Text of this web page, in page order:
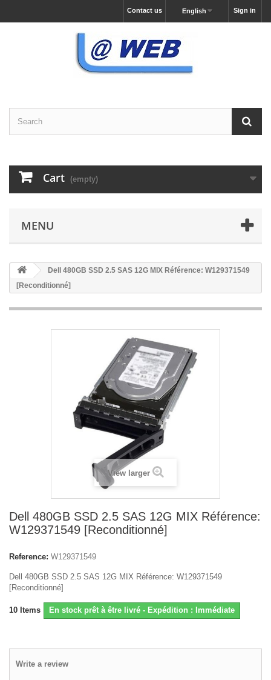
Sign in
English
Contact us
Cart (empty)
MENU
Dell 480GB SSD 2.5 SAS 12G MIX Référence: W129371549
[Reconditionné]
View larger
Dell 480GB SSD 2.5 SAS 12G MIX Référence:
W129371549 [Reconditionné]
Reference: W129371549
Dell 480GB SSD 2.5 SAS 12G MIX Référence: W129371549
[Reconditionné]
10 Items En stock prêt à être livré - Expédition : Immédiate
Write a review